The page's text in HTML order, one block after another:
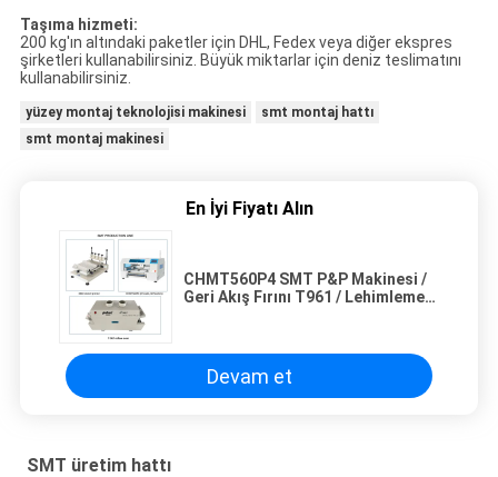
Taşıma hizmeti:
200 kg'ın altındaki paketler için DHL, Fedex veya diğer ekspres
şirketleri kullanabilirsiniz. Büyük miktarlar için deniz teslimatını
kullanabilirsiniz.
yüzey montaj teknolojisi makinesi
smt montaj hattı
smt montaj makinesi
En İyi Fiyatı Alın
CHMT560P4 SMT P&P Makinesi /
Geri Akış Fırını T961 / Lehimleme
Devam et
SMT üretim hattı